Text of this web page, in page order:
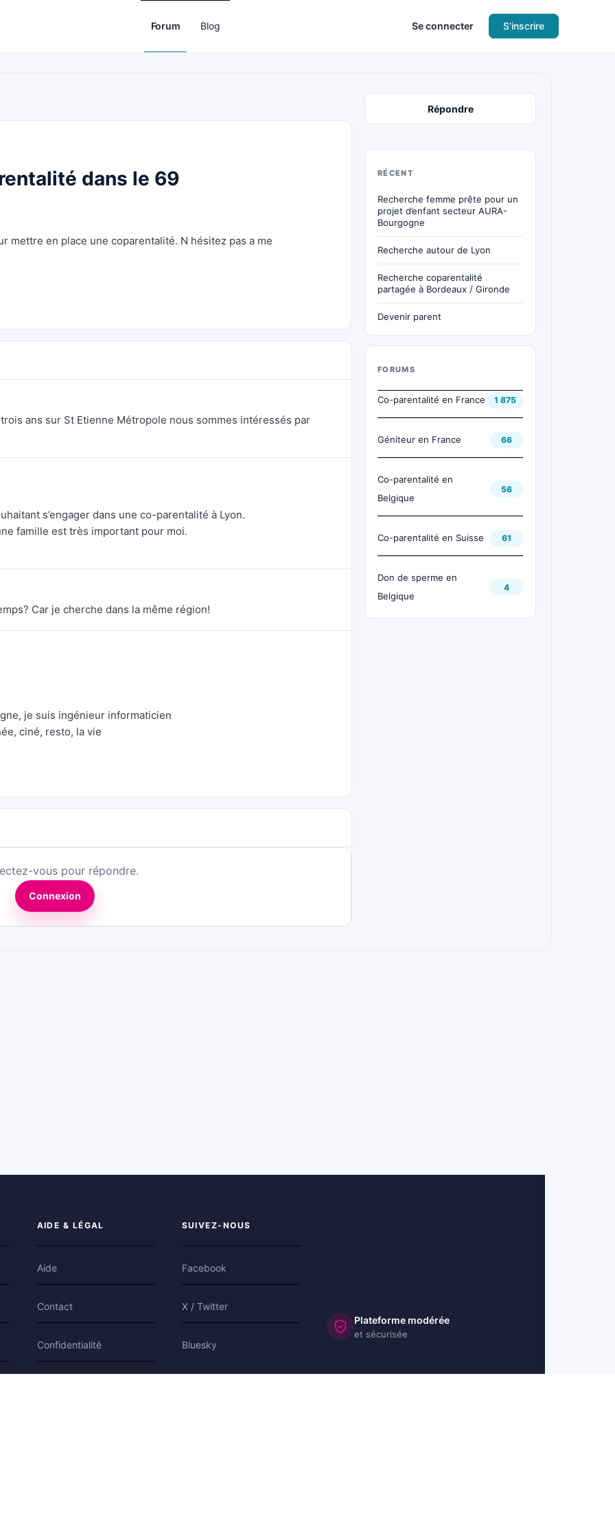
Forum Blog Se connecter S'inscrire
dans le 69
mettre en place une coparentalité. N hésitez pas a me
ans sur St Etienne Métropole nous sommes intéressés par
s’engager dans une co-parentalité à Lyon.
famille est très important pour moi.
Car je cherche dans la même région!
je suis ingénieur informaticien
ciné, resto, la vie
vous pour répondre.
Connexion
Répondre
RÉCENT
Recherche femme prête pour un
projet d’enfant secteur AURA-
Bourgogne
Recherche autour de Lyon
Recherche coparentalité
partagée à Bordeaux / Gironde
Devenir parent
FORUMS
Co-parentalité en France 1 875
Géniteur en France 66
Co-parentalité en
Belgique
56
Co-parentalité en Suisse 61
Don de sperme en
Belgique
4
AIDE & LÉGAL
Aide
Contact
Confidentialité
SUIVEZ-NOUS
Facebook
X / Twitter
Bluesky
Plateforme modérée
et sécurisée